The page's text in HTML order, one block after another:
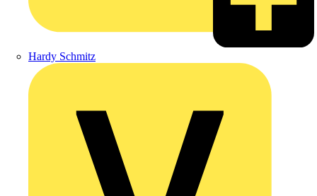
Hardy Schmitz